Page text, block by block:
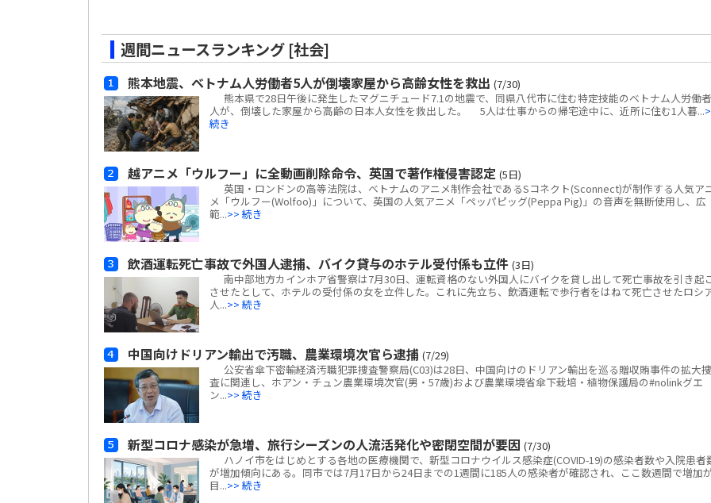
週間ニュースランキング [社会]
熊本地震、ベトナム人労働者5人が倒壊家屋から高齢女性を救出 (7/30)
熊本県で28日午後に発生したマグニチュード7.1の地震で、同県八代市に住む特定技能のベトナム人労働
人が、倒壊した家屋から高齢の日本人女性を救出した。 5人は仕事からの帰宅途中に、近所に住む1人暮...
続き
越アニメ「ウルフー」に全動画削除命令、英国で著作権侵害認定 (5日)
英国・ロンドンの高等法院は、ベトナムのアニメ制作会社であるSコネクト(Sconnect)が制作する人気ア
メ「ウルフー(Wolfoo)」について、英国の人気アニメ「ペッパピッグ(Peppa Pig)」の音声を無断使用し、広
範...>> 続き
飲酒運転死亡事故で外国人逮捕、バイク貸与のホテル受付係も立件 (3日)
南中部地方カインホア省警察は7月30日、運転資格のない外国人にバイクを貸し出して死亡事故を引き起
させたとして、ホテルの受付係の女を立件した。これに先立ち、飲酒運転で歩行者をはねて死亡させたロシ
人...>> 続き
中国向けドリアン輸出で汚職、農業環境次官ら逮捕 (7/29)
公安省傘下密輸経済汚職犯罪捜査警察局(C03)は28日、中国向けのドリアン輸出を巡る贈収賄事件の拡大捜
査に関連し、ホアン・チュン農業環境次官(男・57歳)および農業環境省傘下栽培・植物保護局の#nolinkグエ
ン...>> 続き
新型コロナ感染が急増、旅行シーズンの人流活発化や密閉空間が要因 (7/30)
ハノイ市をはじめとする各地の医療機関で、新型コロナウイルス感染症(COVID-19)の感染者数や入院患者
が増加傾向にある。同市では7月17日から24日までの1週間に185人の感染者が確認され、ここ数週間で増加
目...>> 続き